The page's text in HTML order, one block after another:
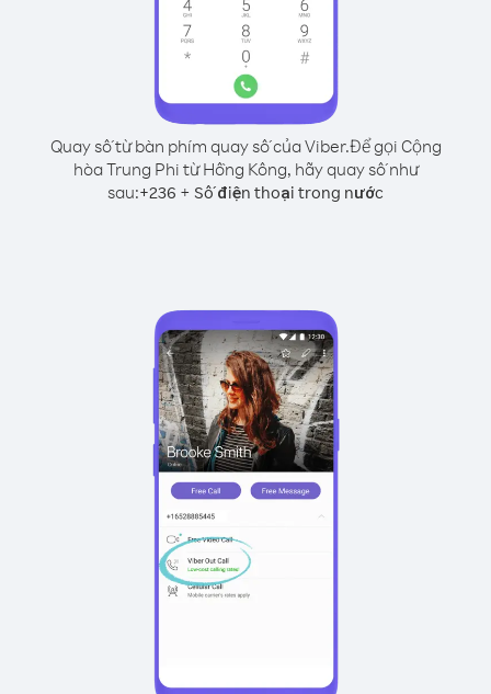
Quay số từ bàn phím quay số của Viber.Để gọi Cộng
hòa Trung Phi từ Hồng Kông, hãy quay số như
sau:+236 + Số điện thoại trong nước